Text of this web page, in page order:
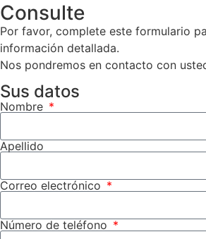
Consulte
Por favor, complete este formulario
información detallada.
Nos pondremos en contacto con
Sus datos
Nombre
Apellido
Correo electrónico
Número de teléfono